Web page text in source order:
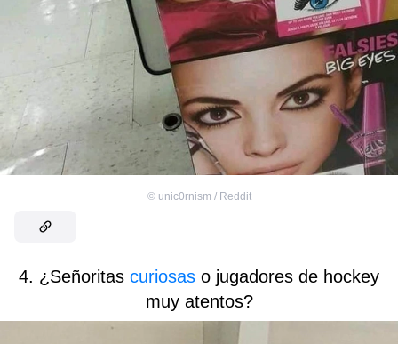
© unic0rnism / Reddit
4. ¿Señoritas curiosas o jugadores de hockey
muy atentos?